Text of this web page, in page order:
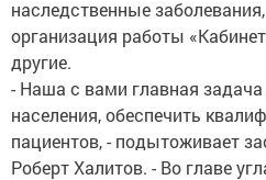
наследственные
организация работы
другие.
- Наша с вами главная задача
населения, обеспечить
пациентов, - подытоживает
Роберт Халитов. - Во главе